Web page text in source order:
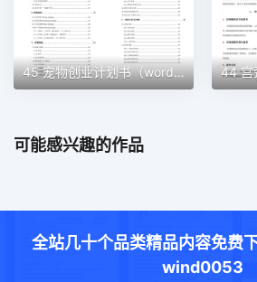
45 宠物创业计划书（word＋ppt配套）创业计划书word模板
可能感兴趣的作品
全站几十个品类精品内容免费
wind0053